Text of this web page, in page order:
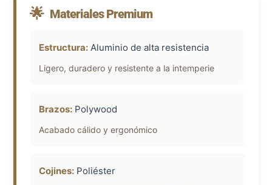
🌟 Materiales Premium
Estructura: Aluminio de alta resistencia
Ligero, duradero y resistente a la intemperie
Brazos: Polywood
Acabado cálido y ergonómico
Cojines: Poliéster